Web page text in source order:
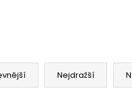
Nejdražší
2026 CRUISE KIT